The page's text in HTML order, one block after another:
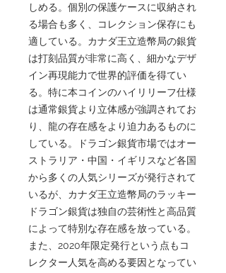
しめる。個別の保護ケースに収納され
る場合も多く、コレクション保存にも
適している。カナダ王立造幣局の銀貨
は打刻品質が非常に高く、細かなデザ
イン再現能力で世界的評価を得てい
る。特に本コインのハイリリーフ仕様
は通常銀貨より立体感が強調されてお
り、龍の存在感をより迫力あるものに
している。ドラゴン銀貨市場ではオー
ストラリア・中国・イギリスなど各国
から多くの人気シリーズが発行されて
いるが、カナダ王立造幣局のラッキー
ドラゴン銀貨は独自の芸術性と高品質
によって特別な存在感を放っている。
また、2020年限定発行という点もコ
レクター人気を高める要因となってい